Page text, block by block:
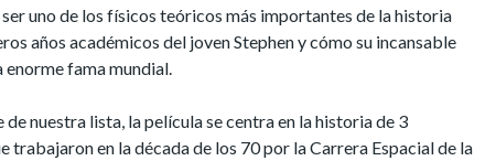
uno de los físicos teóricos más importantes de la historia
años académicos del joven Stephen y cómo su incansable
fama mundial.
de nuestra lista, la película se centra en la historia de 3
en la década de los 70 por la Carrera Espacial de la